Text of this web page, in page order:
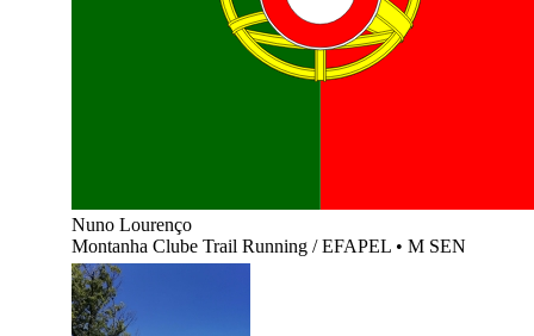
Nuno Lourenço
Montanha Clube Trail Running / EFAPEL • M SEN